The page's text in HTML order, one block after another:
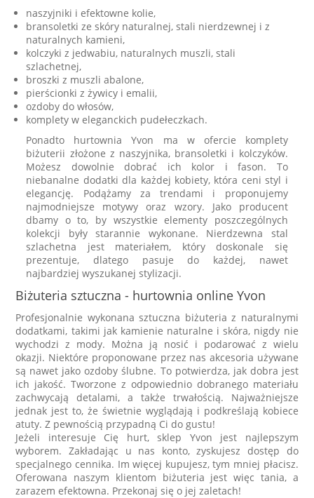
naszyjniki i efektowne kolie,
bransoletki ze skóry naturalnej, stali nierdzewnej i z
naturalnych kamieni,
kolczyki z jedwabiu, naturalnych muszli, stali
szlachetnej,
broszki z muszli abalone,
pierścionki z żywicy i emalii,
ozdoby do włosów,
komplety w eleganckich pudełeczkach.
Ponadto hurtownia Yvon ma w ofercie komplety
biżuterii złożone z naszyjnika, bransoletki i kolczyków.
Możesz dowolnie dobrać ich kolor i fason. To
niebanalne dodatki dla każdej kobiety, która ceni styl i
elegancję. Podążamy za trendami i proponujemy
najmodniejsze motywy oraz wzory. Jako producent
dbamy o to, by wszystkie elementy poszczególnych
kolekcji były starannie wykonane. Nierdzewna stal
szlachetna jest materiałem, który doskonale się
prezentuje, dlatego pasuje do każdej, nawet
najbardziej wyszukanej stylizacji.
Biżuteria sztuczna - hurtownia online Yvon
Profesjonalnie wykonana sztuczna biżuteria z naturalnymi
dodatkami, takimi jak kamienie naturalne i skóra, nigdy nie
wychodzi z mody. Można ją nosić i podarować z wielu
okazji. Niektóre proponowane przez nas akcesoria używane
są nawet jako ozdoby ślubne. To potwierdza, jak dobra jest
ich jakość. Tworzone z odpowiednio dobranego materiału
zachwycają detalami, a także trwałością. Najważniejsze
jednak jest to, że świetnie wyglądają i podkreślają kobiece
atuty. Z pewnością przypadną Ci do gustu!
Jeżeli interesuje Cię hurt, sklep Yvon jest najlepszym
wyborem. Zakładając u nas konto, zyskujesz dostęp do
specjalnego cennika. Im więcej kupujesz, tym mniej płacisz.
Oferowana naszym klientom biżuteria jest więc tania, a
zarazem efektowna. Przekonaj się o jej zaletach!